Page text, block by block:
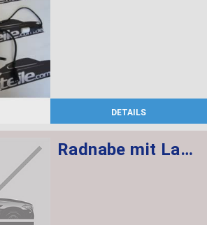
DETAILS
Radnabe mit Lager vorne M12X1,5